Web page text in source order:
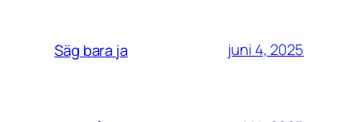
Säg bara ja juni 4, 2025